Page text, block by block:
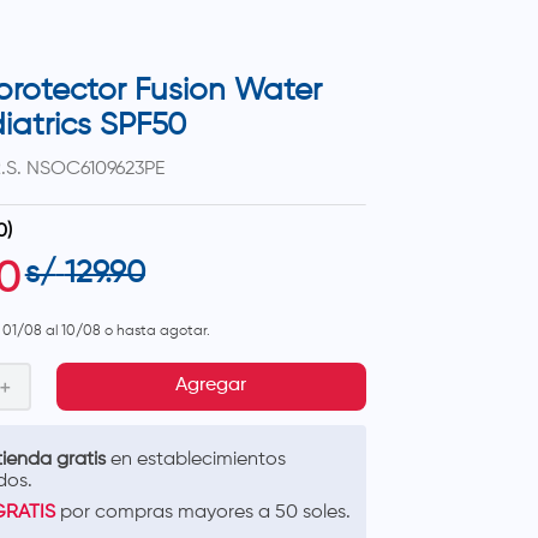
Fusion Water
SPF50
NSOC6109623PE
)
s/ 129.90
01/08 al 10/08 o hasta agotar.
＋ Agregar
gratisen establecimientos
por compras mayores a 50 soles.